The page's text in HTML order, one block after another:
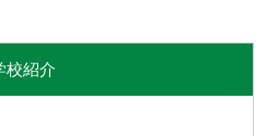
校紹介